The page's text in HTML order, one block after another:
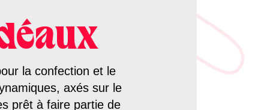
la confection et le
axés sur le
prêt à faire partie de